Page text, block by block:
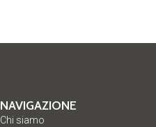
NAVIGAZIONE
Chi siamo